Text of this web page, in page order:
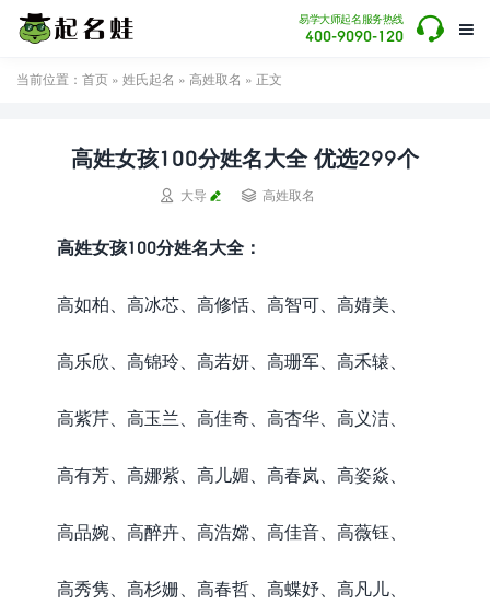

易学大师起名服务热线
400-9090-120 
当前位置： 首页 » 姓氏起名 » 高姓取名 » 正文
高姓女孩100分姓名大全 优选299个
 大导  高姓取名
高姓女孩100分姓名大全：
高如柏、高冰芯、高修恬、高智可、高婧美、
高乐欣、高锦玲、高若妍、高珊军、高禾辕、
高紫芹、高玉兰、高佳奇、高杏华、高义洁、
高有芳、高娜紫、高儿媚、高春岚、高姿焱、
高品婉、高醉卉、高浩嫦、高佳音、高薇钰、
高秀隽、高杉姗、高春哲、高蝶妤、高凡儿、